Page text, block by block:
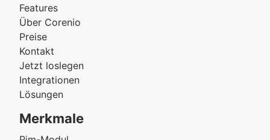
Features
Über Corenio
Preise
Kontakt
Jetzt loslegen
Integrationen
Lösungen
Merkmale